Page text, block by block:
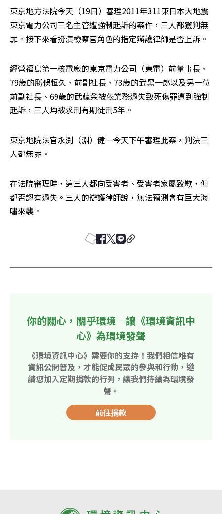
東京地方法院今天（19日）審理2011年311東日本大地震
東京電力公司三名主管遭強制起訴的案件，三人都獲判無
罪。接下來看扮演檢察官角色的指定辯護律師是否上訴。
經營福島第一核電廠的東京電力公司（東電）前董事長、
79歲的勝俁恒久、前副社長、73歲的武黑一郎以及另一位
前副社長、69歲的武藤榮被依業務過失致死傷罪遭到強制
起訴，三人均被求刑有期徒刑5年。
東京地院法官永渕（淵）健一今天下午審理此案，判決三
人都無罪。
在法院審理時，這三人都向受害者、受害者家屬致歉，但
都否認有過失。三人的辯護律師說，無法預測會有巨大海
嘯來襲。
你的關心，關乎環境—讓《環境資訊中
心》為環境發聲
《環境資訊中心》需要你的支持！我們相信唯有
資訊公開普及，才能促成民眾的參與和行動，邀
請您加入定期捐款的行列，讓我們持續為環境發
聲。
前往捐款